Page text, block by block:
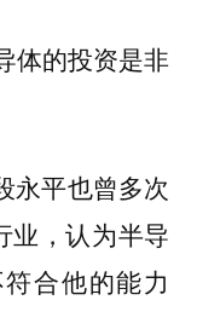
体的投资是非
永平也曾多次
业，认为半导
合他的能力